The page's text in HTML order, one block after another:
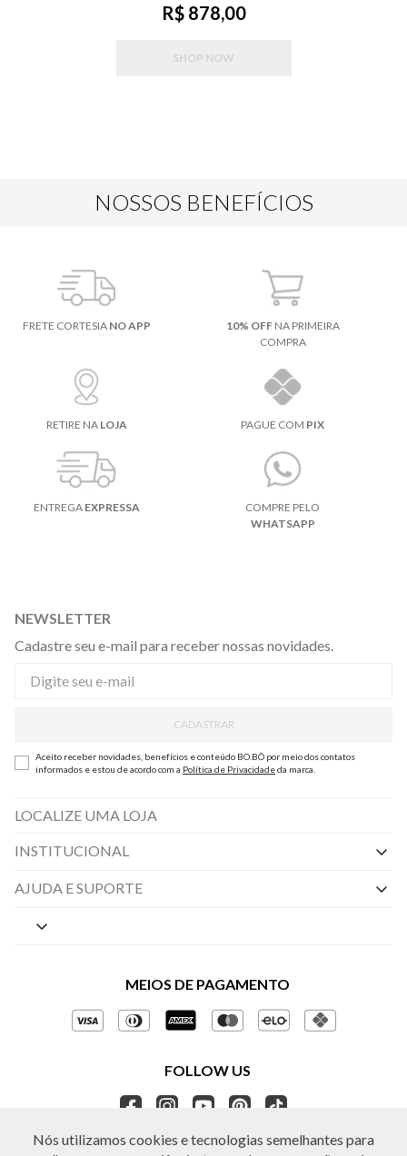
Nós utilizamos cookies e tecnologias semelhantes para
R$ 878,00
SHOP NOW
NOSSOS BENEFÍCIOS
FRETE CORTESIA NO APP 10% OFFNA PRIMEIRA
COMPRA
RETIRE NA LOJA PAGUE COM PIX
ENTREGA EXPRESSA
COMPRE PELO
WHATSAPP
NEWSLETTER
Cadastre seu e-mail para receber nossas novidades.
CADASTRAR
Aceito receber novidades, benefícios e conteúdo BO.BÔ por meio dos contatos
informados e estou de acordo com a Política de Privacidadeda marca.
LOCALIZE UMA LOJA
INSTITUCIONAL
Nossas Lojas
Políticas de Privacidade
Gestão de Privacidade
Ética e Sustentabilidade
Seja um Revendedor
APP BO.BÔ
AJUDA E SUPORTE
Central de Preferências
Perguntas frequentes
Regulamentos e Promoções
MEIOS DE PAGAMENTO
FOLLOW US